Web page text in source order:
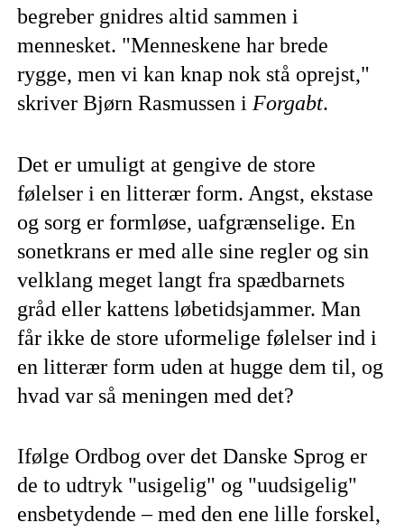
begreber gnidres altid sammen i
mennesket. "Menneskene har brede
rygge, men vi kan knap nok stå oprejst,"
skriver Bjørn Rasmussen i Forgabt.
Det er umuligt at gengive de store
følelser i en litterær form. Angst, ekstase
og sorg er formløse, uafgrænselige. En
sonetkrans er med alle sine regler og sin
velklang meget langt fra spædbarnets
gråd eller kattens løbetidsjammer. Man
får ikke de store uformelige følelser ind i
en litterær form uden at hugge dem til, og
hvad var så meningen med det?
Ifølge Ordbog over det Danske Sprog er
de to udtryk "usigelig" og "uudsigelig"
ensbetydende – med den ene lille forskel,